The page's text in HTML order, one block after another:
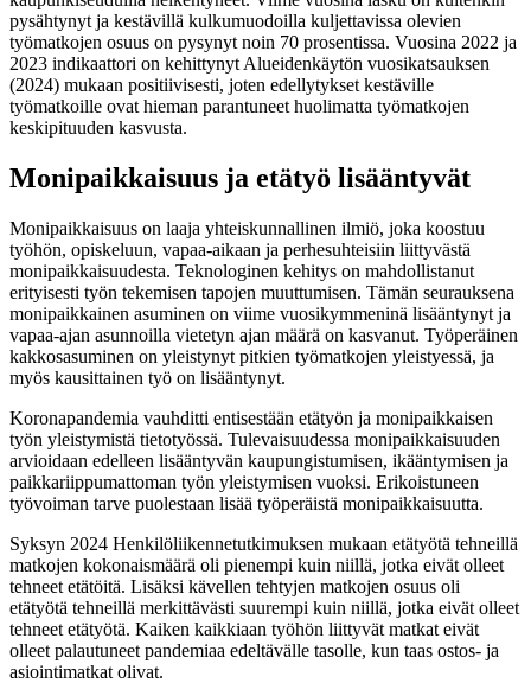
pysähtynyt ja kestävillä kulkumuodoilla kuljettavissa olevien
työmatkojen osuus on pysynyt noin 70 prosentissa. Vuosina 2022 ja
2023 indikaattori on kehittynyt Alueidenkäytön vuosikatsauksen
(2024) mukaan positiivisesti, joten edellytykset kestäville
työmatkoille ovat hieman parantuneet huolimatta työmatkojen
keskipituuden kasvusta.
Monipaikkaisuus ja etätyö lisääntyvät
Monipaikkaisuus on laaja yhteiskunnallinen ilmiö, joka koostuu
työhön, opiskeluun, vapaa-aikaan ja perhesuhteisiin liittyvästä
monipaikkaisuudesta. Teknologinen kehitys on mahdollistanut
erityisesti työn tekemisen tapojen muuttumisen. Tämän seurauksena
monipaikkainen asuminen on viime vuosikymmeninä lisääntynyt ja
vapaa-ajan asunnoilla vietetyn ajan määrä on kasvanut. Työperäinen
kakkosasuminen on yleistynyt pitkien työmatkojen yleistyessä, ja
myös kausittainen työ on lisääntynyt.
Koronapandemia vauhditti entisestään etätyön ja monipaikkaisen
työn yleistymistä tietotyössä. Tulevaisuudessa monipaikkaisuuden
arvioidaan edelleen lisääntyvän kaupungistumisen, ikääntymisen ja
paikkariippumattoman työn yleistymisen vuoksi. Erikoistuneen
työvoiman tarve puolestaan lisää työperäistä monipaikkaisuutta.
Syksyn 2024 Henkilöliikennetutkimuksen mukaan etätyötä tehneillä
matkojen kokonaismäärä oli pienempi kuin niillä, jotka eivät olleet
tehneet etätöitä. Lisäksi kävellen tehtyjen matkojen osuus oli
etätyötä tehneillä merkittävästi suurempi kuin niillä, jotka eivät olleet
tehneet etätyötä. Kaiken kaikkiaan työhön liittyvät matkat eivät
olleet palautuneet pandemiaa edeltävälle tasolle, kun taas ostos- ja
asiointimatkat olivat.